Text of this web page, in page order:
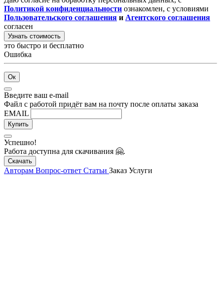
Политикой конфиденциальности ознакомлен, с условиями
Пользовательского соглашения и Агентского соглашения
согласен
Узнать стоимость
это быстро и бесплатно
Ошибка
Ок
Введите ваш e-mail
Файл с работой придёт вам на почту после оплаты заказа
EMAIL
Купить
Успешно!
Работа доступна для скачивания 🤗.
Скачать
Авторам Вопрос-ответ Статьи Заказ Услуги